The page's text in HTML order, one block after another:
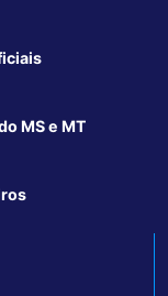
MS e MT